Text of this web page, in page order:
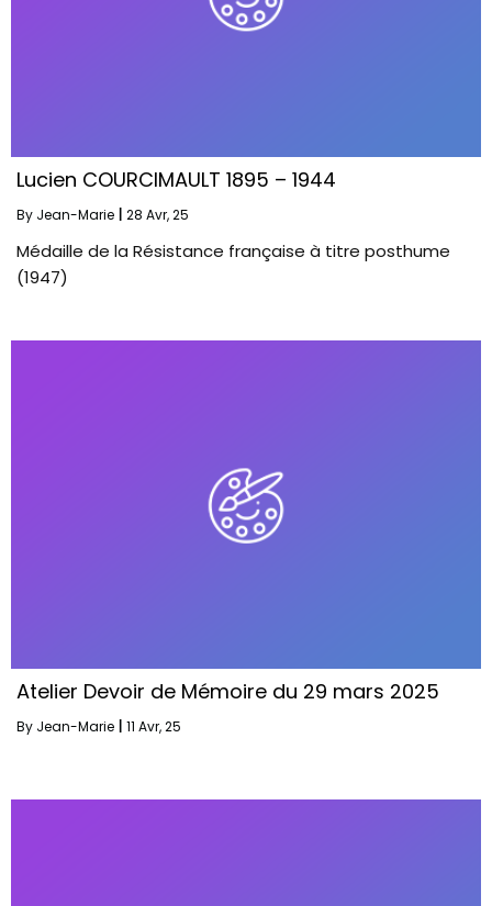
Lucien COURCIMAULT 1895 – 1944
By Jean-Marie 28 Avr, 25
Médaille de la Résistance française à titre posthume
(1947)
Atelier Devoir de Mémoire du 29 mars 2025
By Jean-Marie 11 Avr, 25